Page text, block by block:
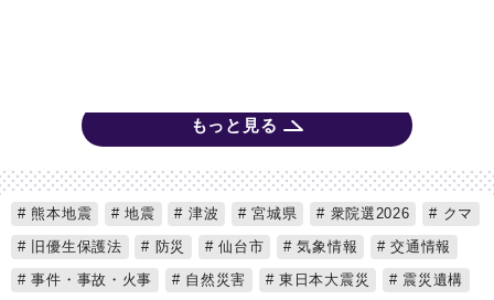
もっと見る
熊本地震 地震 津波 宮城県 衆院選2026
クマ
旧優生保護法
防災 仙台市 気象情報
交通情報
事件・事故・火事
自然災害 東日本大震災
震災遺構